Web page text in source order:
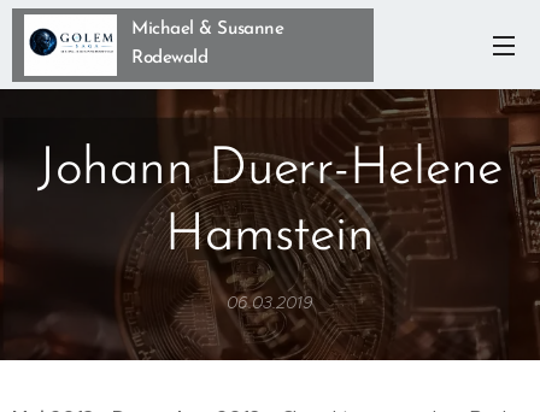
Michael & Susanne
Rodewald
Johann Duerr-Helene
Hamstein
06.03.2019